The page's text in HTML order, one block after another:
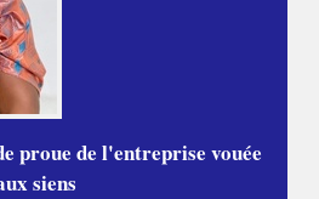
proue de l'entreprise vouée
siens